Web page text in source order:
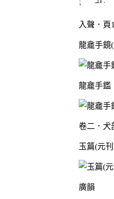
入聲．頁
龍龕手鏡
龍龕手鑑
卷二．犬
玉篇(元
廣韻